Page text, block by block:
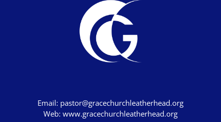
Email: pastor@gracechurchleatherhead.org
Web: www.gracechurchleatherhead.org